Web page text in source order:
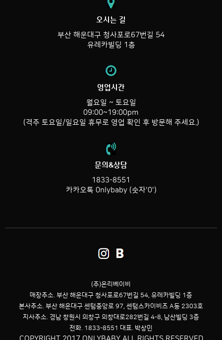
오시는 길
부산 해운대구 청사포로67번길 54
유레카빌딩 1층
영업시간
월요일 ~ 토요일
09:00~19:00pm
(격주 토요일/일요일 휴무로 영업 확인 후 방문해 주세요.)
문의&상담
1833-8551
카카오톡 0nlybaby (숫자'0')
(주)온리베이비
매장주소. 부산 해운대구 청사포로67번길 54, 유레카빌딩 1층
본사주소. 부산 해운대구 센텀중앙로 97, 센텀스카이비즈 A동 2303호
지사주소. 경남 창원시 의창구 의창대로282번길 4-8, 남산빌딩 3층
전화. 1833-8551 대표. 박상민